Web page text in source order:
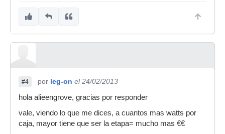
#4 por leg-on el 24/02/2013
hola alieengrove, gracias por responder
vale, viendo lo que me dices, a cuantos mas watts por
caja, mayor tiene que ser la etapa= mucho mas €€